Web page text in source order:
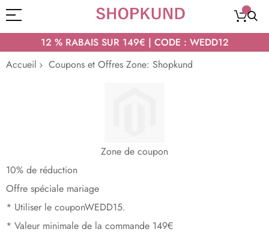
12 % RABAIS SUR 149€ | CODE : WEDD12
Accueil
Coupons et Offres Zone: Shopkund
Zone de coupon
10% de réduction
Offre spéciale mariage
* Utiliser le couponWEDD15.
* Valeur minimale de la commande 149€